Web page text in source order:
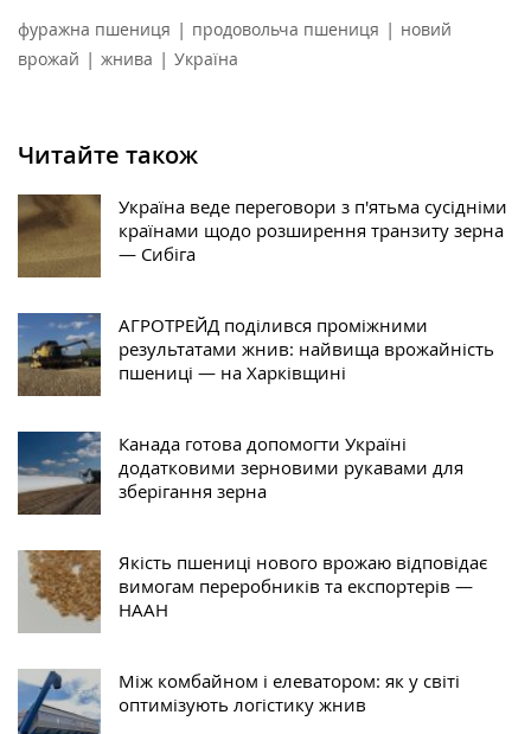
фуражна пшениця | продовольча пшениця | новий
врожай | жнива | Україна
Читайте також
Україна веде переговори з п'ятьма сусідніми
країнами щодо розширення транзиту зерна
— Сибіга
АГРОТРЕЙД поділився проміжними
результатами жнив: найвища врожайність
пшениці — на Харківщині
Канада готова допомогти Україні
додатковими зерновими рукавами для
зберігання зерна
Якість пшениці нового врожаю відповідає
вимогам переробників та експортерів —
НААН
Між комбайном і елеватором: як у світі
оптимізують логістику жнив